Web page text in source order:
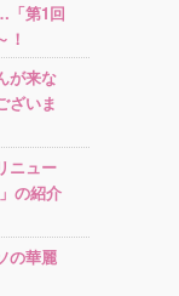
「第1回
！
が来な
ざいま
ニュー
の紹介
の華麗